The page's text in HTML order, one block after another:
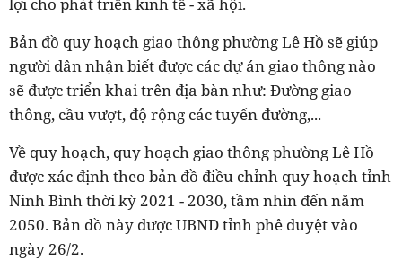
Bản đồ quy hoạch giao thông phường Lê Hồ sẽ giúp
người dân nhận biết được các dự án giao thông nào
sẽ được triển khai trên địa bàn như: Đường giao
thông, cầu vượt, độ rộng các tuyến đường,...
Về quy hoạch, quy hoạch giao thông phường Lê Hồ
được xác định theo bản đồ điều chỉnh quy hoạch tỉnh
Ninh Bình thời kỳ 2021 - 2030, tầm nhìn đến năm
2050. Bản đồ này được UBND tỉnh phê duyệt vào
ngày 26/2.